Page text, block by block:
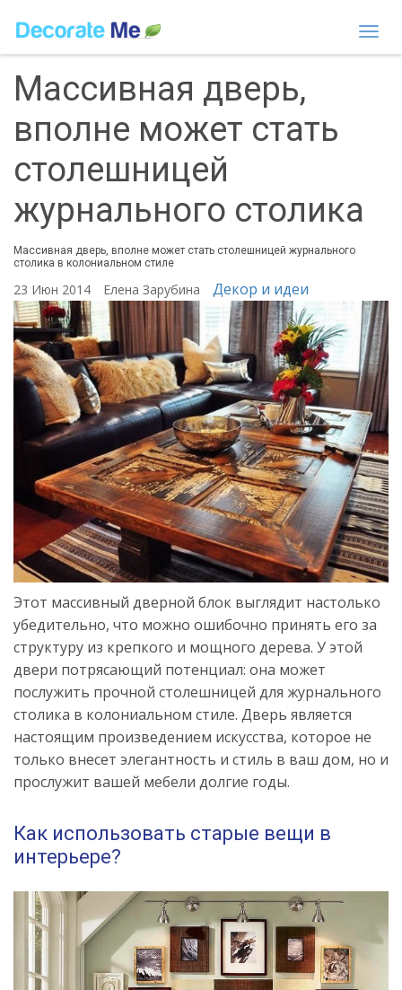
Массивная дверь,
вполне может стать
столешницей
журнального столика
Массивная дверь, вполне может стать столешницей журнального
столика в колониальном стиле
23 Июн 2014 Елена Зарубина Декор и идеи
Этот массивный дверной блок выглядит настолько
убедительно, что можно ошибочно принять его за
структуру из крепкого и мощного дерева. У этой
двери потрясающий потенциал: она может
послужить прочной столешницей для журнального
столика в колониальном стиле. Дверь является
настоящим произведением искусства, которое не
только внесет элегантность и стиль в ваш дом, но и
прослужит вашей мебели долгие годы.
Как использовать старые вещи в
интерьере?